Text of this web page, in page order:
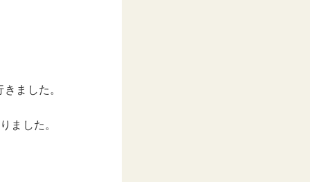
ました。
ました。